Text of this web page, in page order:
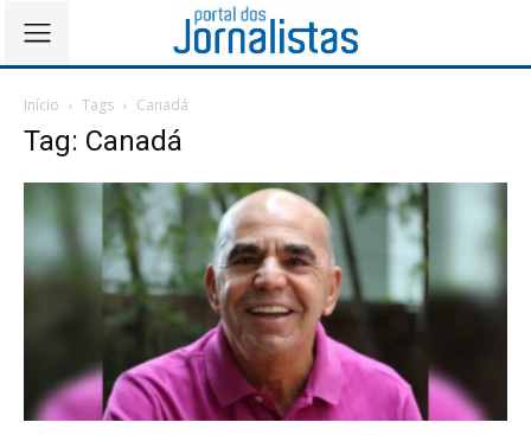
Início Tags Canadá
Tag: Canadá